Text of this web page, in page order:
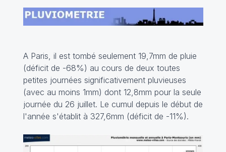
A Paris, il est tombé seulement 19,7mm de pluie
(déficit de -68%) au cours de deux toutes
petites journées significativement pluvieuses
(avec au moins 1mm) dont 12,8mm pour la seule
journée du 26 juillet. Le cumul depuis le début de
l'année s'établit à 327,6mm (déficit de -11%).